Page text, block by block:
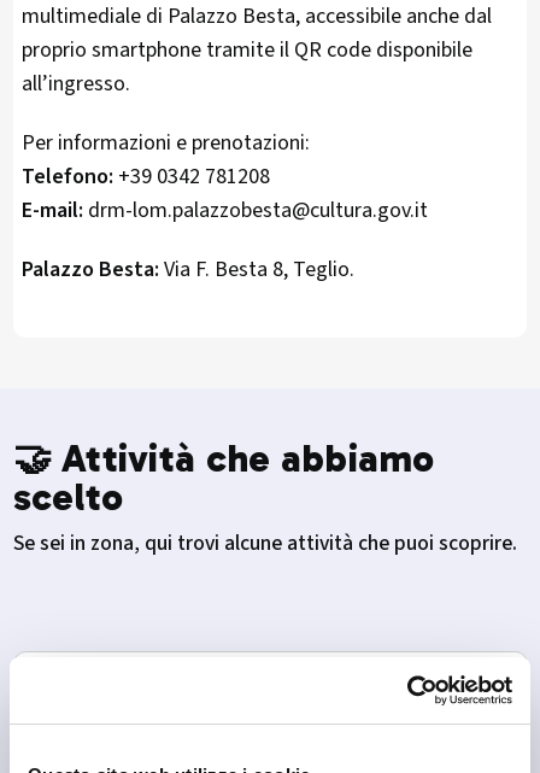
multimediale di Palazzo Besta, accessibile anche dal
proprio smartphone tramite il QR code disponibile
all’ingresso.
Per informazioni e prenotazioni:
Telefono: +39 0342 781208
E-mail: drm-lom.palazzobesta@cultura.gov.it
Palazzo Besta: Via F. Besta 8, Teglio.
🤝 Attività che abbiamo
scelto
Se sei in zona, qui trovi alcune attività che puoi scoprire.